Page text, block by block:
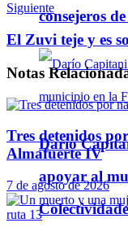
consejeros
Darío
apoyar al
Siguiente
El Zuvi teje y es
Notas
Tres detenidos
Almafuerte IV
7 de agosto de 2026